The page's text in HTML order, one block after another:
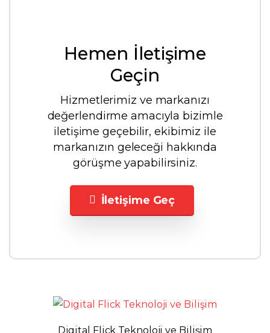
Hemen İletişime
Geçin
Hizmetlerimiz ve markanızı
değerlendirme amacıyla bizimle
iletişime geçebilir, ekibimiz ile
markanızın geleceği hakkında
görüşme yapabilirsiniz.
İletişime Geç
Digital Flick Teknoloji ve Bilişim